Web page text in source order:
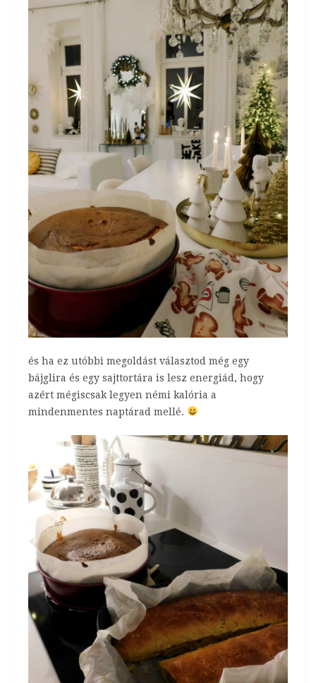
és ha ez utóbbi megoldást választod még egy
bájglira és egy sajttortára is lesz energiád, hogy
azért mégiscsak legyen némi kalória a
mindenmentes naptárad mellé.